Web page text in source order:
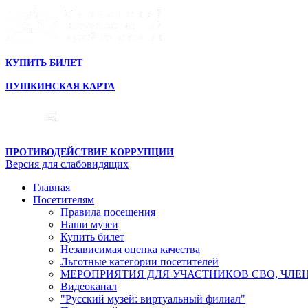
КУПИТЬ БИЛЕТ
ПУШКИНСКАЯ КАРТА
ПРОТИВОДЕЙСТВИЕ КОРРУПЦИИ
Версия для слабовидящих
Главная
Посетителям
Правила посещения
Наши музеи
Купить билет
Независимая оценка качества
Льготные категории посетителей
МЕРОПРИЯТИЯ ДЛЯ УЧАСТНИКОВ СВО,
Видеоканал
"Русский музей: виртуальный филиал"